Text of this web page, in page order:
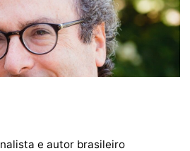
e autor brasileiro